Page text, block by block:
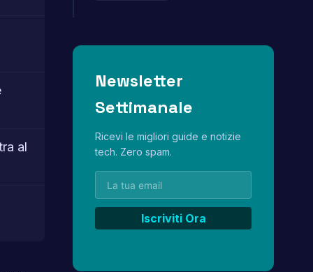
al
Newsletter
Settimanale
Ricevi le migliori guide e notizie
tech. Zero spam.